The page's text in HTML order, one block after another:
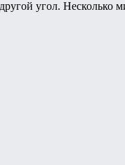
угол. Несколько